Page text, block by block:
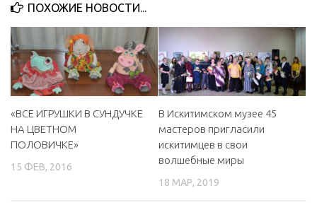
ПОХОЖИЕ НОВОСТИ...
«ВСЕ ИГРУШКИ В СУНДУЧКЕ
НА ЦВЕТНОМ
ПОЛОВИЧКЕ»
15 ФЕВ, 2016
В Искитимском музее 45
мастеров пригласили
искитимцев в свои
волшебные миры
18 МАР, 2019